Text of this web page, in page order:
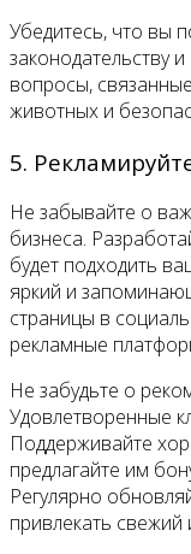
Убедитесь, что вы
законодательству
вопросы,
животных и
5.
Не забывайте о
бизнеса.
будет подходить
яркий и
страницы в
рекламные
Не забудьте о
Удовлетворенные
Поддерживайте
предлагайте им
Регулярно
привлекать свежий